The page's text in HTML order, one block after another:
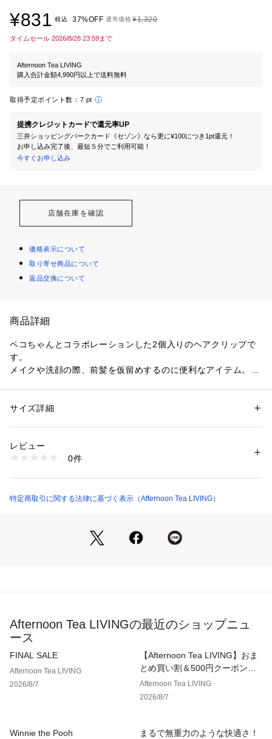
¥831 税込 37%OFF 通常価格¥1,320
タイムセール 2026/8/28 23:59まで
Afternoon Tea LIVING
購入合計金額4,990円以上で送料無料
取得予定ポイント数： 7 pt
提携クレジットカードで還元率UP
三井ショッピングパークカード《セゾン》なら更に¥100につき1pt還元！
お申し込み完了後、最短５分でご利用可能！
今すぐお申し込み
店舗在庫を確認
価格表示について
取り寄せ商品について
返品交換について
商品詳細
ペコちゃんとコラボレーションした2個入りのヘアクリップで
す。
メイクや洗顔の際、前髪を仮留めするのに便利なアイテム。テ
度タイムを少し楽しく過ごせそう。クリップを外した後、髪に
小さな部品があります。誤ってお子様が口に入れないようご注
性別：レディース
グッズ
生産国：日本製
3460000019685
サイズ詳細
レビュー
0件
特定商取引に関する法律に基づく表示（Afternoon Tea LIVING）
Afternoon Tea LIVINGの最近のショップニュ
ース
FINAL SALE
Afternoon Tea LIVING
2026/8/7
【Afternoon Tea LIVING】おま
とめ買い割＆500円クーポン！2
点以上で10％、3点以上で15％
OFF！
Afternoon Tea LIVING
2026/8/7
Winnie the Pooh まるで無重力のような快適さ！